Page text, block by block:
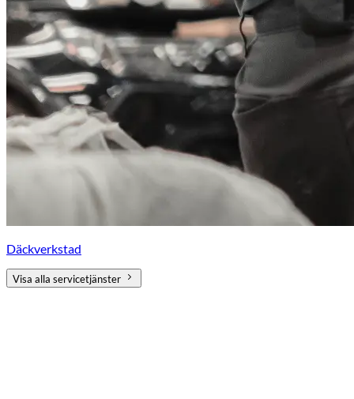
Däckverkstad
Visa alla servicetjänster